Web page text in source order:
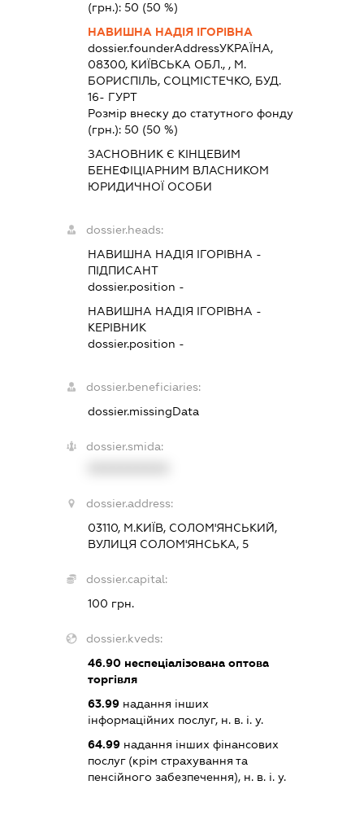
(грн.):50 (50 %)
НАВИШНА НАДІЯ ІГОРІВНА
dossier.founderAddressУКРАЇНА,
08300, КИЇВСЬКА ОБЛ., , М.
БОРИСПІЛЬ, СОЦМІСТЕЧКО, БУД.
16- ГУРТ
Розмір внеску до статутного фонду
(грн.):50 (50 %)
ЗАСНОВНИК Є КІНЦЕВИМ
БЕНЕФІЦІАРНИМ ВЛАСНИКОМ
ЮРИДИЧНОЇ ОСОБИ
dossier.heads:
НАВИШНА НАДІЯ ІГОРІВНА -
ПІДПИСАНТ
dossier.position -
НАВИШНА НАДІЯ ІГОРІВНА -
КЕРІВНИК
dossier.position -
dossier.beneficiaries:
dossier.missingData
dossier.smida:
dossier.address:
03110, М.КИЇВ, СОЛОМ'ЯНСЬКИЙ,
ВУЛИЦЯ СОЛОМ'ЯНСЬКА, 5
dossier.capital:
100 грн.
dossier.kveds:
46.90 неспеціалізована оптова
торгівля
63.99 надання інших
інформаційних послуг, н. в. і. у.
64.99 надання інших фінансових
послуг (крім страхування та
пенсійного забезпечення), н. в. і. у.